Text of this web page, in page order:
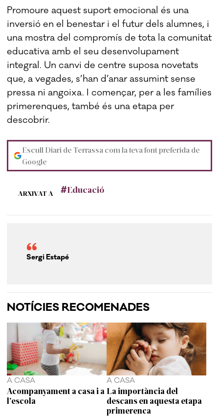
Promoure aquest suport emocional és una
inversió en el benestar i el futur dels alumnes, i
una mostra del compromís de tota la comunitat
educativa amb el seu desenvolupament
integral. Un canvi de centre suposa novetats
que, a vegades, s’han d’anar assumint sense
pressa ni angoixa. I començar, per a les famílies
primerenques, també és una etapa per
descobrir.
Escull Diari de Terrassa com la teva font preferida de
Google
ARXIVAT A Educació
Sergi Estapé
NOTÍCIES RECOMENADES
A CASA
Acompanyament a casa i a
l’escola
A CASA
La importància del
descans en aquesta etapa
primerenca